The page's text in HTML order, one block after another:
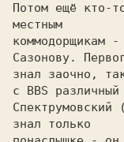
Потом ещё кто-
местным
коммодорщикам
Сазонову.
знал заочно,
с BBS различный
знал только